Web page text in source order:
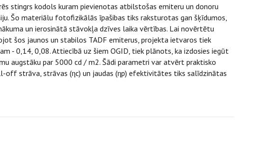
stingrs kodols kuram pievienotas atbilstošas emiteru un donoru
Šo materiālu fotofizikālās īpašibas tiks raksturotas gan šķīdumos,
un ierosinātā stāvokļa dzīves laika vērtības. Lai novērtētu
šos jaunos un stabilos TADF emiterus, projekta ietvaros tiek
- 0,14, 0,08. Attiecībā uz šiem OGID, tiek plānots, ka izdosies iegūt
augstāku par 5000 cd / m2. Šādi parametri var atvērt praktisko
off strāva, strāvas (ηc) un jaudas (ηp) efektivitātes tiks salīdzinātas